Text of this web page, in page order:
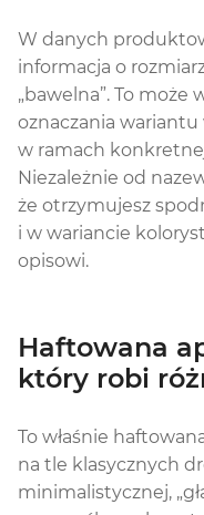
W danych
informacja o
„bawelna”. To może
oznaczania
w ramach
Niezależnie od
że otrzymujesz
i w wariancie
opisowi.
Haftowana
który robi
To właśnie
na tle klasycznych
minimalistycznej,